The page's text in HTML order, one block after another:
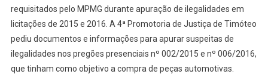
requisitados pelo MPMG durante apuração de ilegalidades em
licitações de 2015 e 2016. A 4ª Promotoria de Justiça de Timóteo
pediu documentos e informações para apurar suspeitas de
ilegalidades nos pregões presenciais nº 002/2015 e nº 006/2016,
que tinham como objetivo a compra de peças automotivas.